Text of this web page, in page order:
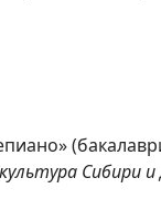
Сибири